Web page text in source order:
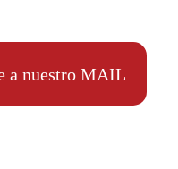
a nuestro MAIL